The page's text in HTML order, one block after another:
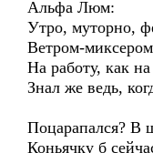
Альфа Люм:
Утро, муторно,
Ветром-
На работу, как
Знал же ведь,
Поцарапался? В
Коньячку б